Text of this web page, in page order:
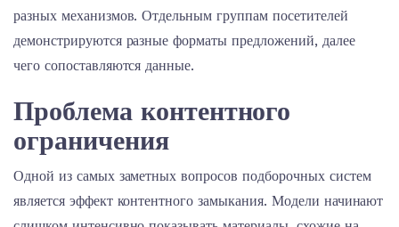
разных механизмов. Отдельным группам посетителей
демонстрируются разные форматы предложений, далее
чего сопоставляются данные.
Проблема контентного
ограничения
Одной из самых заметных вопросов подборочных систем
является эффект контентного замыкания. Модели начинают